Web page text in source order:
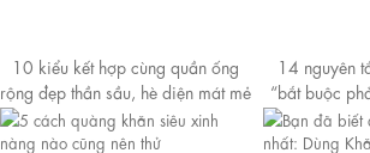
10 kiểu kết hợp cùng quần ống
rộng đẹp thần sầu, hè diện mát mẻ
mà vẫn trendy nàng nào cũng nên
học theo
14 nguyên
“bắt buộc